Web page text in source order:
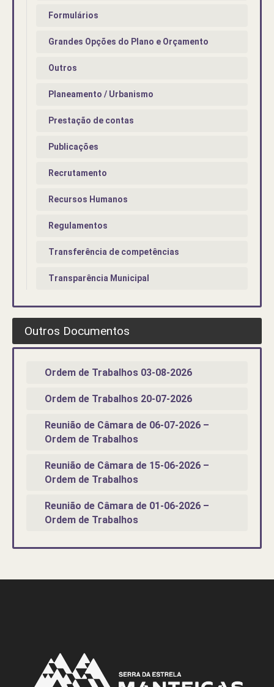
Formulários
Grandes Opções do Plano e Orçamento
Outros
Planeamento / Urbanismo
Prestação de contas
Publicações
Recrutamento
Recursos Humanos
Regulamentos
Transferência de competências
Transparência Municipal
Outros Documentos
Ordem de Trabalhos 03-08-2026
Ordem de Trabalhos 20-07-2026
Reunião de Câmara de 06-07-2026 –
Ordem de Trabalhos
Reunião de Câmara de 15-06-2026 –
Ordem de Trabalhos
Reunião de Câmara de 01-06-2026 –
Ordem de Trabalhos